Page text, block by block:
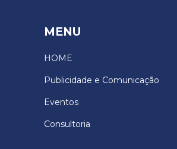
MENU
HOME
Publicidade e Comunicação
Eventos
Consultoria